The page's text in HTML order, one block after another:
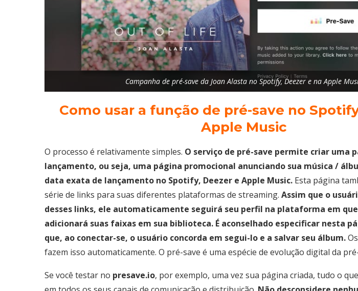
Campanha de pré-save da Joan Alasta no Spotify, Deezer e na Apple
Como usar a função de pré-save no
Apple Music
O processo é relativamente simples. O serviço de pré-save permite criar uma
lançamento, ou seja, uma página promocional anunciando sua música /
data exata de lançamento no Spotify, Deezer e Apple Music. Esta página
série de links para suas diferentes plataformas de streaming. Assim que o
desses links, ele automaticamente seguirá seu perfil na plataforma em
adicionará suas faixas em sua biblioteca. É aconselhado especificar nesta
que, ao conectar-se, o usuário concorda em segui-lo e a salvar seu álbum.
fazem isso automaticamente. O pré-save é uma espécie de evolução digital da
Se você testar no presave.io, por exemplo, uma vez sua página criada, tudo o